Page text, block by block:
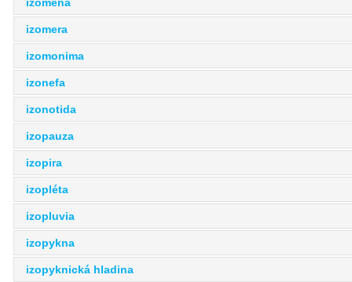
izomera
izomonima
izonefa
izonotida
izopauza
izopira
izopléta
izopluvia
izopykna
izopyknická hladina